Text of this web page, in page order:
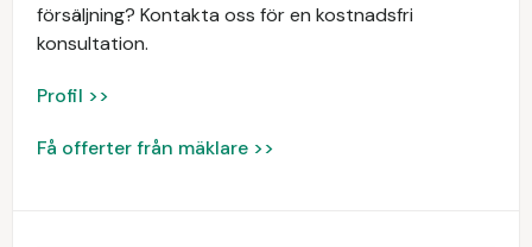
försäljning? Kontakta oss för en kostnadsfri
konsultation.
Profil >>
Få offerter från mäklare >>